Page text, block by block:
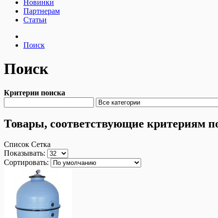
Новинки
Партнерам
Статьи
Поиск
Поиск
Критерии поиска
Товары, соответствующие критериям
Список Сетка
Показывать:
Сортировать: